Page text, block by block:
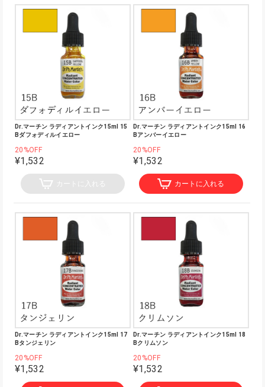
Dr.マーチン ラディアントインク15ml 15
Bダフォディルイエロー
20%OFF
¥1,532
カートに入れる
Dr.マーチン ラディアントインク15ml 16
Bアンバーイエロー
20%OFF
¥1,532
カートに入れる
Dr.マーチン ラディアントインク15ml 17
Bタンジェリン
20%OFF
¥1,532
Dr.マーチン ラディアントインク15ml 18
Bクリムソン
20%OFF
¥1,532